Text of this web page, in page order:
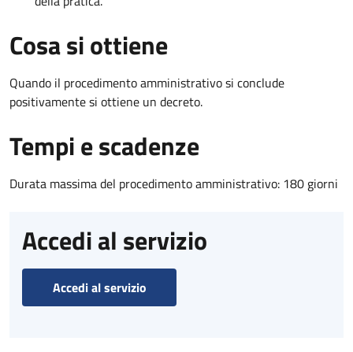
Cosa si ottiene
Quando il procedimento amministrativo si conclude
positivamente si ottiene un decreto.
Tempi e scadenze
Durata massima del procedimento amministrativo: 180 giorni
Accedi al servizio
Accedi al servizio